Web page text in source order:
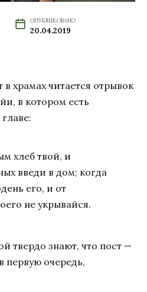
ОПУБЛИКОВАНО
20.04.2019
храмах читается отрывок
в котором есть
хлеб твой, и
введи в дом; когда
его, и от
не укрывайся.
твердо знают, что пост —
первую очередь,